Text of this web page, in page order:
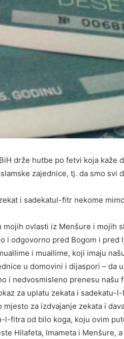
drže hutbe po fetvi koja kaže
zajednice, tj. da smo svi
i sadekatul-fitr nekome
mojih ovlasti iz Menšure i mojih
i odgovorno pred Bogom i pred
i muallime, koji imaju
u domovini i dijaspori – da
i nedvosmisleno prenesu našu
za uplatu zekata i sadekatu-
za izdvajanje zekata i
l-fitra od bilo koga, koju ovim
Hilafeta, Imameta i Menšure,